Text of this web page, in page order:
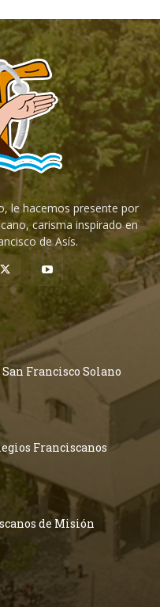
le hacemos presente por
carisma inspirado en
de Asís.
Francisco Solano
Franciscanos
de Misión